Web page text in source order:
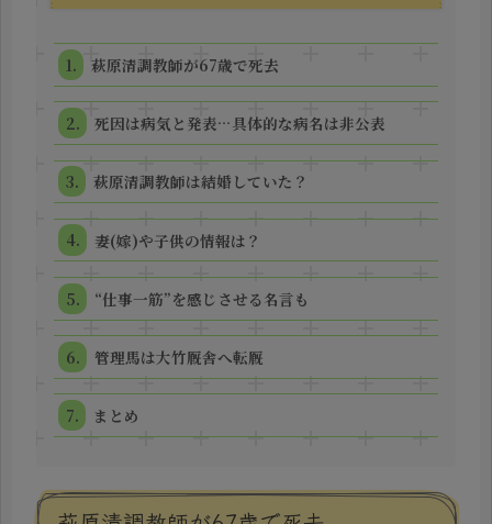
萩原清調教師が67歳で死去
死因は病気と発表…具体的な病名は非公表
萩原清調教師は結婚していた？
妻(嫁)や子供の情報は？
“仕事一筋”を感じさせる名言も
管理馬は大竹厩舎へ転厩
まとめ